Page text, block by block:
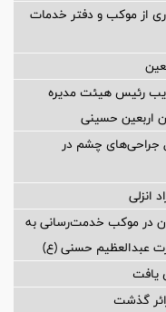
از موکب و دفتر خدمات
رئیس هیئت مدیره
اربعین حسینی
جراحی‌های چشم در
انزلی
در موکب خدمت‌رسانی به
عبدالعظیم حسنی (ع)
یافت
گذشت